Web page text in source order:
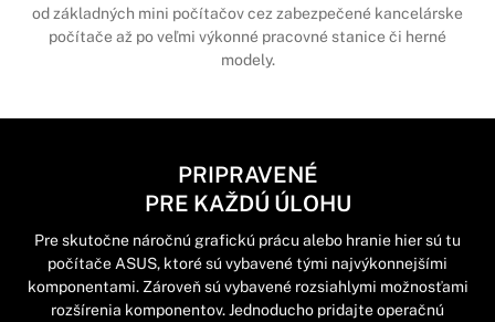
od základných mini počítačov cez zabezpečené kancelárske
počítače až po veľmi výkonné pracovné stanice či herné
modely.
PRIPRAVENÉ
PRE KAŽDÚ ÚLOHU
Pre skutočne náročnú grafickú prácu alebo hranie hier sú tu
počítače ASUS, ktoré sú vybavené tými najvýkonnejšími
komponentami. Zároveň sú vybavené rozsiahlymi možnosťami
rozšírenia komponentov. Jednoducho pridajte operačnú